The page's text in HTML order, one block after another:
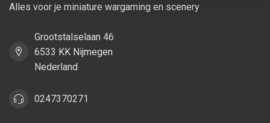
Alles voor je miniature wargaming en scenery
Grootstalselaan 46
6533 KK Nijmegen
Nederland
0247370271